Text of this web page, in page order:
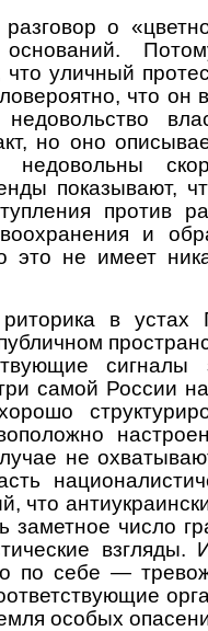
о
уличный
что он
но оно
показывают,
против
и
это не имеет
риторика в
сигналы
самой России
не
что
заметное число
по себе —
особых